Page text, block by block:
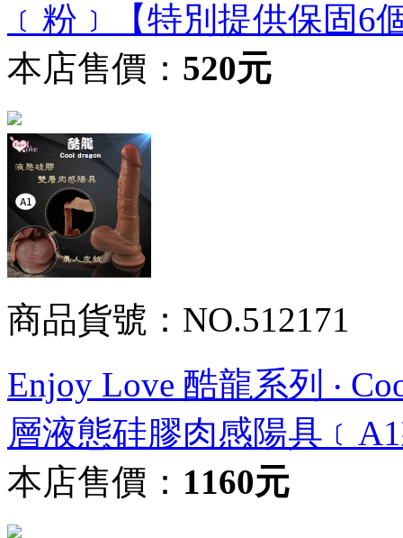
﹝粉﹞【特別提供保固6
本店售價： 520元
商品貨號：NO.512171
Enjoy Love 酷龍系列 ‧
層液態硅膠肉感陽具
本店售價： 1160元